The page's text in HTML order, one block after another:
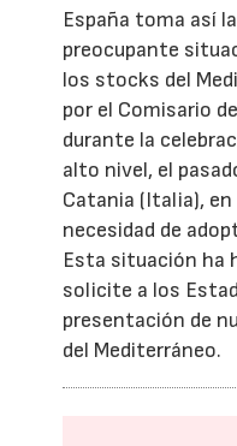
España toma así
preocupante
los stocks del
por el Comisario
durante la
alto nivel, el
Catania (Italia), en
necesidad de
Esta situación ha
solicite a los
presentación de
del Mediterráneo.